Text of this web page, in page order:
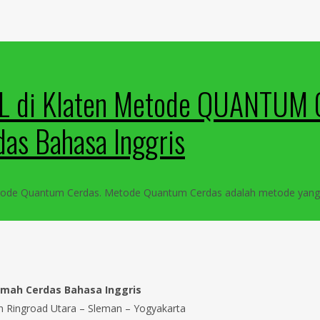
Klaten Metode QUANTUM
Bahasa Inggris
Quantum Cerdas. Metode Quantum Cerdas adalah metode
Cerdas Bahasa Inggris
Ringroad Utara – Sleman – Yogyakarta